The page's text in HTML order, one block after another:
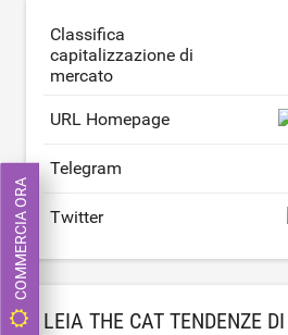
Classifica
capitalizzazione di
mercato
URL Homepage
Telegram
Twitter
LEIA THE CAT TENDENZE
COMMERCIA ORA